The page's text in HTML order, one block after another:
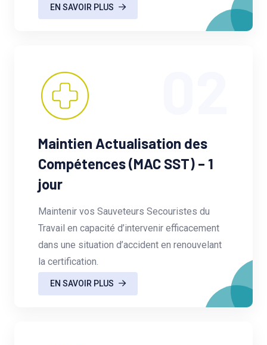
EN SAVOIR PLUS
Maintien Actualisation des
Compétences (MAC SST) – 1
jour
Maintenir vos Sauveteurs Secouristes du
Travail en capacité d’intervenir efficacement
dans une situation d’accident en renouvelant
la certification.
EN SAVOIR PLUS